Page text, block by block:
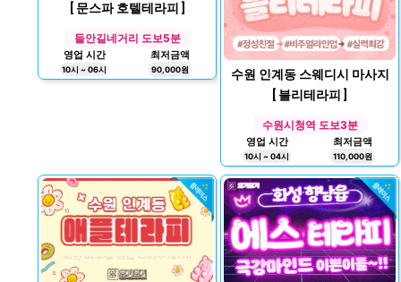
[ 문스파 호텔테라피 ]
들안길네거리 도보5분
영업 시간
10시 ~ 06시
최저금액
90,000원
수원 인계동 스웨디시 마사지
[ 블리테라피 ]
수원시청역 도보3분
영업 시간
10시 ~ 04시
최저금액
110,000원